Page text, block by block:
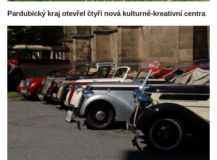
Pardubický kraj otevřel čtyři nová kulturně-kreativní centra